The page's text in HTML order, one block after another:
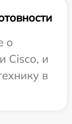
о
Cisco, и
в